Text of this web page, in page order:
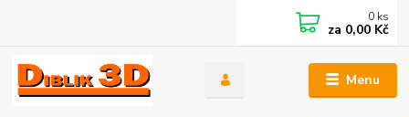
Menu
0 ks
za 0,00 Kč